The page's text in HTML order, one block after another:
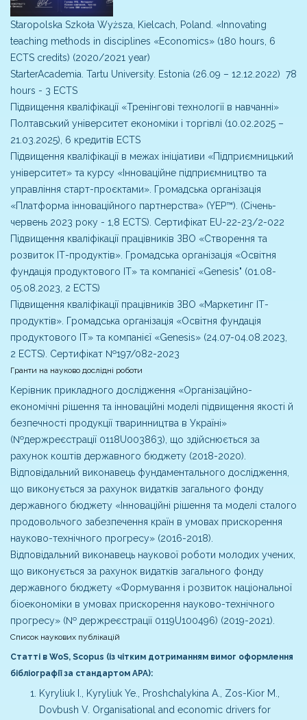
Staropolska Szkoła Wyższa, Kielcach, Poland. «Innovating
teaching methods in disciplines «Economics» (180 hours, 6
ECTS credits) (2020/2021 year)
StarterAcademia. Tartu University. Estonia (26.09 – 12.12.2022) 78
hours - 3 ECTS
Підвищення кваліфікації «Тренінгові технології в навчанні»
Полтавський університет економіки і торгівлі (10.02.2025 –
21.03.2025), 6 кредитів ECTS
Підвищення кваліфікації в межах ініціативи «Підприємницький
університет» та курсу «Інноваційне підприємництво та
управління старт-проєктами». Громадська організація
«Платформа інноваційного партнерства» (YEP™). (Січень-
червень 2023 року - 1,8 ECTS). Сертифікат EU-22-23/2-022
Підвищення кваліфікації працівників ЗВО «Створення та
розвиток ІТ-продуктів». Громадська організація «Освітня
фундація продуктового ІТ» та компанієї «Genesis" (01.08-
05.08.2023, 2 ECTS)
Підвищення кваліфікації працівників ЗВО «Маркетинг ІТ-
продуктів». Громадська організація «Освітня фундація
продуктового ІТ» та компанієї «Genesis» (24.07-04.08.2023,
2 ECTS). Сертифікат №197/082-2023
Гранти на науково дослідні роботи
Керівник прикладного дослідження «Організаційно-
економічні рішення та інноваційні моделі підвищення якості й
безпечності продукції тваринництва в Україні»
(№держреєстрації 0118U003863), що здійснюється за
рахунок коштів державного бюджету (2018-2020).
Відповідальний виконавець фундаментального дослідження,
що виконується за рахунок видатків загального фонду
державного бюджету «Інноваційні рішення та моделі сталого
продовольчого забезпечення країн в умовах прискорення
науково-технічного прогресу» (2016-2018).
Відповідальний виконавець наукової роботи молодих учених,
що виконується за рахунок видатків загального фонду
державного бюджету «Формування і розвиток національної
біоекономіки в умовах прискорення науково-технічного
прогресу» (№ держреєстрації 0119U100496) (2019-2021).
Список наукових публікацій
Статті в WoS, Scopus (із чітким дотриманням вимог оформлення
бібліографії за стандартом АРА):
Kyryliuk I., Kyryliuk Ye., Proshchalykina A., Zos-Kior М.,
Dovbush V. Organisational and economic drivers for